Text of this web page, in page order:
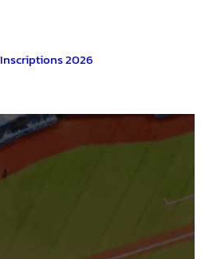
Inscriptions 2026